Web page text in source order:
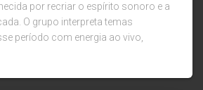
por recriar o espírito sonoro e a
O grupo interpreta temas
período com energia ao vivo,